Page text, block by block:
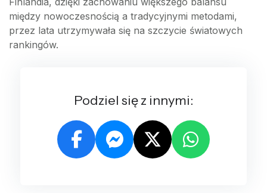
między nowoczesnością a tradycyjnymi metodami,
przez lata utrzymywała się na szczycie światowych
rankingów.
Podziel się z innymi: